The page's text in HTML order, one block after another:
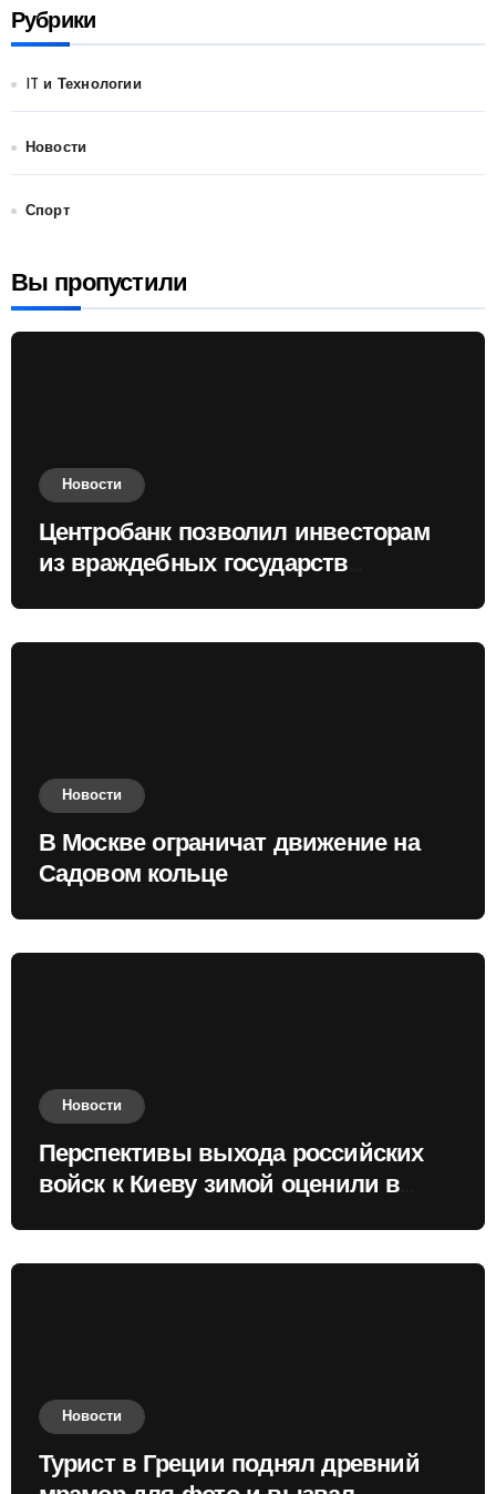
Рубрики
IT и Технологии
Новости
Спорт
Вы пропустили
Новости
Центробанк позволил инвесторам
из враждебных государств
Новости
В Москве ограничат движение на
Садовом кольце
Новости
Перспективы выхода российских
войск к Киеву зимой оценили в
Новости
Турист в Греции поднял древний